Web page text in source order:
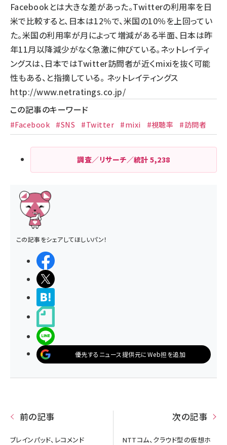
Facebookとは大きな差があった。Twitterの利用率を日
米で比較すると、日本は12％で、米国の10％を上回ってい
た。米国の利用率が月によって増減がある半面、日本は昨
年11月以降減少がなく急激に伸びている。ネットレイティ
ングスは、日本ではTwitter訪問者が近くmixiを抜く可能
性もある、と指摘している。 ネットレイティングス
http://www.netratings.co.jp/
この記事のキーワード
#Facebook #SNS #Twitter #mixi #視聴率 #訪問者
調査／リサーチ／統計5,238
この記事をシェアしてほしいパン！
優先するニュース提供元にWeb担を追加
前の記事
ブレインパッド、レコメンド
次の記事
NTTコム、クラウド型の仮想ホ